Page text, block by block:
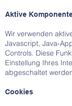
Aktive
Wir verwenden
Javascript, Java-
Controls. Diese
Einstellung Ihres
abgeschaltet
Cookies